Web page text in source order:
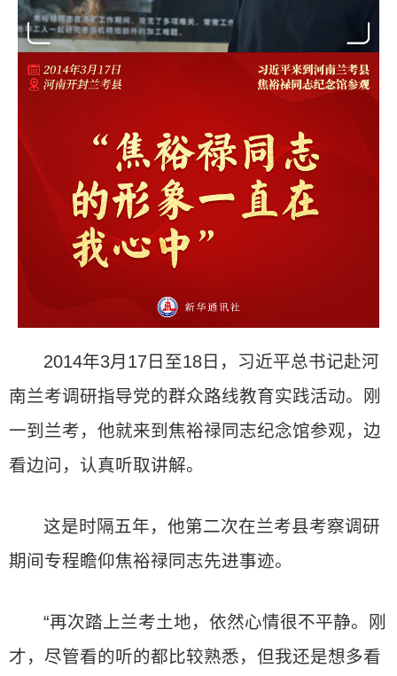
2014年3月17日至18日，习近平总书记赴河
南兰考调研指导党的群众路线教育实践活动。刚
一到兰考，他就来到焦裕禄同志纪念馆参观，边
看边问，认真听取讲解。
这是时隔五年，他第二次在兰考县考察调研
期间专程瞻仰焦裕禄同志先进事迹。
“再次踏上兰考土地，依然心情很不平静。刚
才，尽管看的听的都比较熟悉，但我还是想多看